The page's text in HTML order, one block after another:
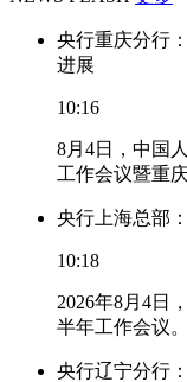
央行重庆分行
进展
10:16
8月4日，中国
工作会议暨重
央行上海总部
10:18
2026年8月4日
半年工作会议。
央行辽宁分行